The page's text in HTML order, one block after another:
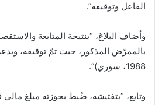
الفاعل وتوقيفه”.
وأضاف البلاغ، “بنتيجة المتابعة
بالممرّض المذكور، حيث تمّ توقيفه،
1988، سوري)”.